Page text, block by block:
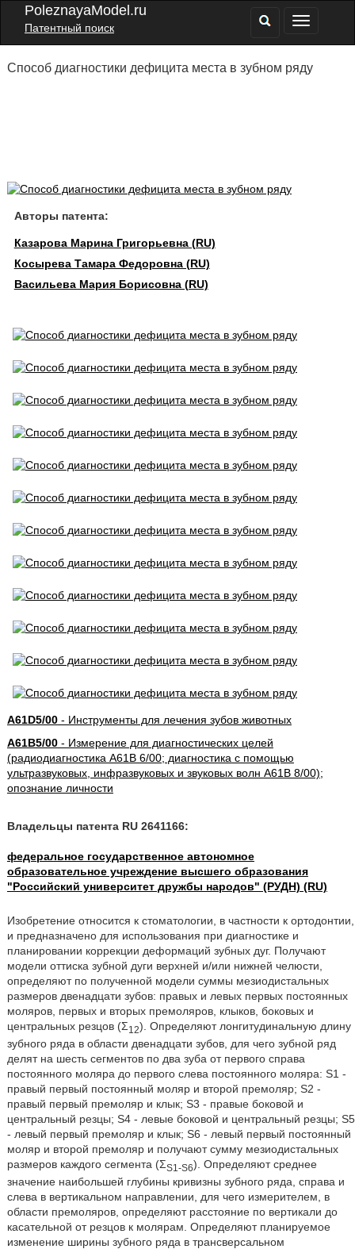
PoleznayaModel.ru
Патентный поиск
Способ диагностики дефицита места в зубном ряду
Авторы патента:
Казарова Марина Григорьевна (RU)
Косырева Тамара Федоровна (RU)
Васильева Мария Борисовна (RU)
A61D5/00- Инструменты для лечения зубов животных
A61B5/00- Измерение для диагностических целей
(радиодиагностика A61B 6/00; диагностика с помощью
ультразвуковых, инфразвуковых и звуковых волн A61B 8/00);
опознание личности
Владельцы патента RU 2641166:
федеральное государственное автономное
образовательное учреждение высшего образования
"Российский университет дружбы народов" (РУДН) (RU)
Изобретение относится к стоматологии, в частности к ортодонтии,
и предназначено для использования при диагностике и
планировании коррекции деформаций зубных дуг. Получают
модели оттиска зубной дуги верхней и/или нижней челюсти,
определяют по полученной модели суммы мезиодистальных
размеров двенадцати зубов: правых и левых первых постоянных
моляров, первых и вторых премоляров, клыков, боковых и
центральных резцов (Σ12). Определяют лонгитудинальную длину
зубного ряда в области двенадцати зубов, для чего зубной ряд
делят на шесть сегментов по два зуба от первого справа
постоянного моляра до первого слева постоянного моляра: S1 -
правый первый постоянный моляр и второй премоляр; S2 -
правый первый премоляр и клык; S3 - правые боковой и
центральный резцы; S4 - левые боковой и центральный резцы; S5
- левый первый премоляр и клык; S6 - левый первый постоянный
моляр и второй премоляр и получают сумму мезиодистальных
размеров каждого сегмента (ΣS1-S6). Определяют среднее
значение наибольшей глубины кривизны зубного ряда, справа и
слева в вертикальном направлении, для чего измерителем, в
области премоляров, определяют расстояние по вертикали до
касательной от резцов к молярам. Определяют планируемое
изменение ширины зубного ряда в трансверсальном